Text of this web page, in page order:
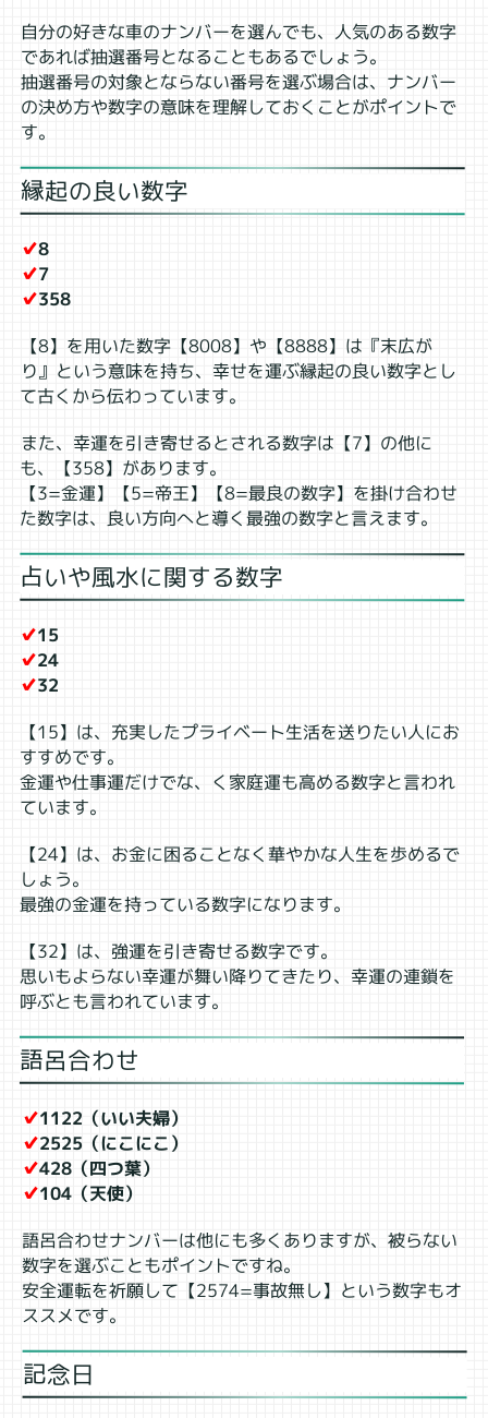
自分の好きな車のナンバーを選んでも、人気のある数字
であれば抽選番号となることもあるでしょう。
抽選番号の対象とならない番号を選ぶ場合は、ナンバー
の決め方や数字の意味を理解しておくことがポイントで
す。
縁起の良い数字
✔8
✔7
✔358
【8】を用いた数字【8008】や【8888】は『末広が
り』という意味を持ち、幸せを運ぶ縁起の良い数字とし
て古くから伝わっています。
また、幸運を引き寄せるとされる数字は【7】の他に
も、【358】があります。
【3=金運】【5=帝王】【8=最良の数字】を掛け合わせ
た数字は、良い方向へと導く最強の数字と言えます。
占いや風水に関する数字
✔15
✔24
✔32
【15】は、充実したプライベート生活を送りたい人にお
すすめです。
金運や仕事運だけでな、く家庭運も高める数字と言われ
ています。
【24】は、お金に困ることなく華やかな人生を歩めるで
しょう。
最強の金運を持っている数字になります。
【32】は、強運を引き寄せる数字です。
思いもよらない幸運が舞い降りてきたり、幸運の連鎖を
呼ぶとも言われています。
語呂合わせ
✔1122（いい夫婦）
✔2525（にこにこ）
✔428（四つ葉）
✔104（天使）
語呂合わせナンバーは他にも多くありますが、被らない
数字を選ぶこともポイントですね。
安全運転を祈願して【2574=事故無し】という数字もオ
ススメです。
記念日